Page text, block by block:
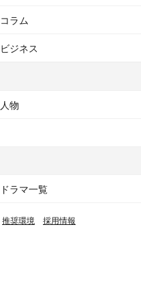
コラム
ビジネス
人物
ドラマ一覧
推奨環境 採用情報